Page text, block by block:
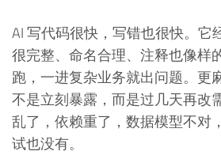
AI 写代码很快，写错也很快。它
很完整、命名合理、注释也像样
跑，一进复杂业务就出问题。更
不是立刻暴露，而是过几天再改
乱了，依赖重了，数据模型不对
试也没有。